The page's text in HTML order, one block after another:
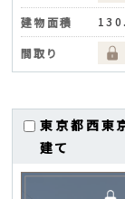
建物面積
間取り
東京都西東
建て